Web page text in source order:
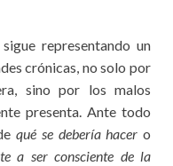
representando un
crónicas, no solo por
sino por los malos
presenta. Ante todo
qué se debería hacer o
a ser consciente de la